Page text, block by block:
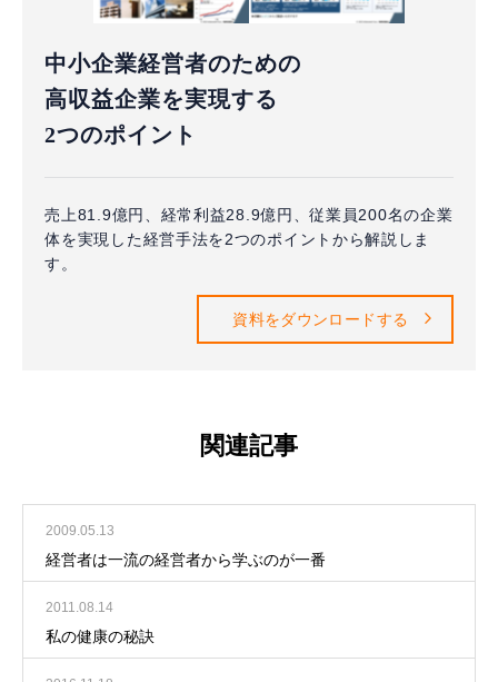
中小企業経営者のための
高収益企業を実現する
2つのポイント
売上81.9億円、経常利益28.9億円、従業員200名の企業
体を実現した経営手法を2つのポイントから解説しま
す。
資料をダウンロードする
関連記事
2009.05.13
経営者は一流の経営者から学ぶのが一番
2011.08.14
私の健康の秘訣